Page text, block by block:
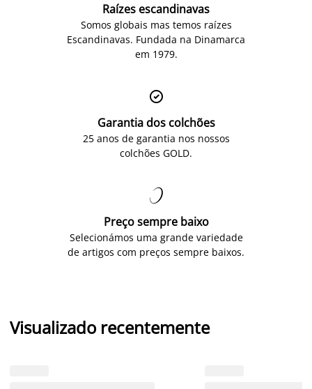
Raízes escandinavas
Somos globais mas temos raízes
Escandinavas. Fundada na Dinamarca
em 1979.

Garantia dos colchões
25 anos de garantia nos nossos
colchões GOLD.

Preço sempre baixo
Selecionámos uma grande variedade
de artigos com preços sempre baixos.
Visualizado recentemente